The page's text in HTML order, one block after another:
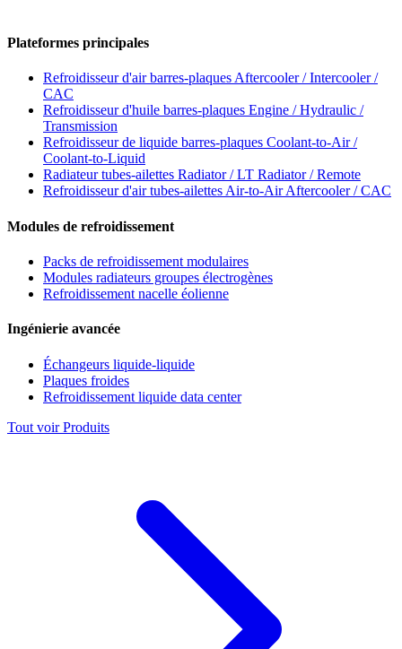
Plateformes principales
Refroidisseur d'air barres-plaquesAftercooler / Intercooler /
CAC
Refroidisseur d'huile barres-plaques Engine / Hydraulic /
Transmission
Refroidisseur de liquide barres-plaques Coolant-to-Air /
Coolant-to-Liquid
Radiateur tubes-ailettes Radiator / LT Radiator / Remote
Refroidisseur d'air tubes-ailettesAir-to-Air Aftercooler / CAC
Modules de refroidissement
Packs de refroidissement modulaires
Modules radiateurs groupes électrogènes
Refroidissement nacelle éolienne
Ingénierie avancée
Échangeurs liquide-liquide
Plaques froides
Refroidissement liquide data center
Tout voir Produits